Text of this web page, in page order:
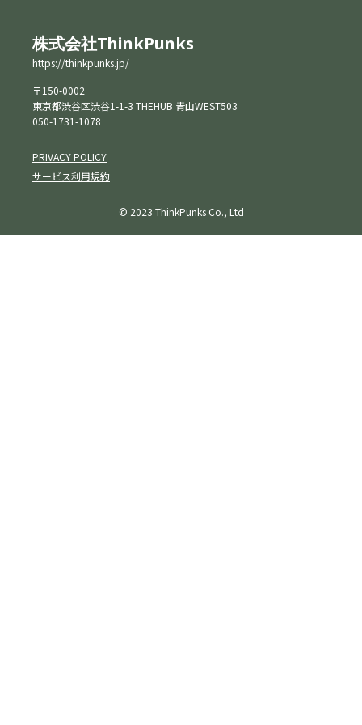
株式会社ThinkPunks
https://thinkpunks.jp/
〒150-0002
東京都渋谷区渋谷1-1-3 THEHUB 青山WEST503
050-1731-1078
PRIVACY POLICY
サービス利用規約
© 2023 ThinkPunks Co., Ltd